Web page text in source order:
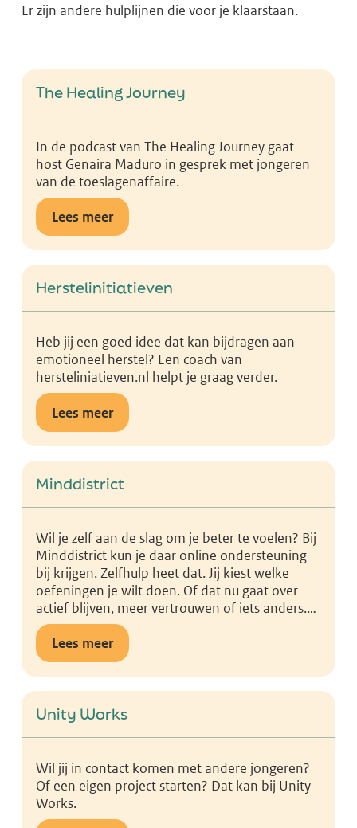
Er zijn andere hulplijnen die voor je klaarstaan.
The Healing Journey
In de podcast van The Healing Journey gaat
host Genaira Maduro in gesprek met jongeren
van de toeslagenaffaire.
Lees meer
Herstelinitiatieven
Heb jij een goed idee dat kan bijdragen aan
emotioneel herstel? Een coach van
hersteliniatieven.nl helpt je graag verder.
Lees meer
Minddistrict
Wil je zelf aan de slag om je beter te voelen? Bij
Minddistrict kun je daar online ondersteuning
bij krijgen. Zelfhulp heet dat. Jij kiest welke
oefeningen je wilt doen. Of dat nu gaat over
actief blijven, meer vertrouwen of iets anders.
Er is veel mogelijk.
Lees meer
Unity Works
Wil jij in contact komen met andere jongeren?
Of een eigen project starten? Dat kan bij Unity
Works.